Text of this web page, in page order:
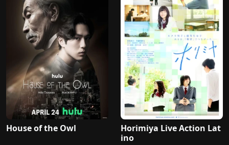
House of the Owl
Horimiya Live Action Lat
ino